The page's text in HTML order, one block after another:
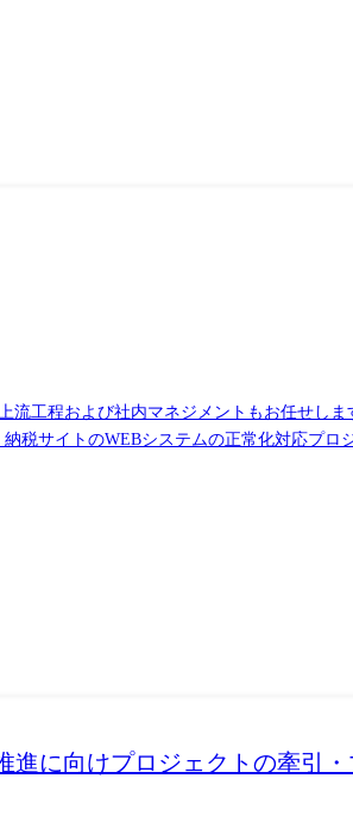
します。 案件例 ・会計システムの開発プロジェクト ・クレジット会社
税サイトのWEBシステムの正常化対応プロ
に向けプロジェクトの牽引